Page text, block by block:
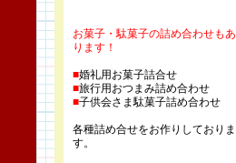
お菓子・駄菓子の詰め合わせもあ
ります！
■婚礼用お菓子詰合せ
■旅行用おつまみ詰め合わせ
■子供会さま駄菓子詰め合わせ
各種詰め合せをお作りしておりま
す。